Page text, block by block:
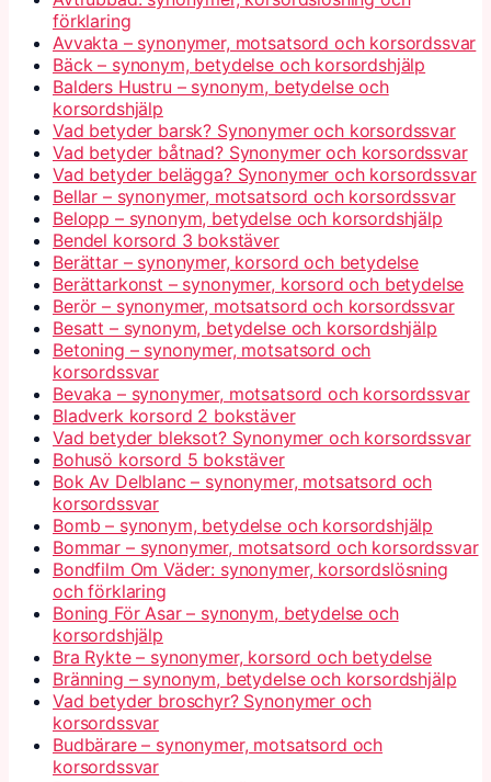
förklaring
Avvakta – synonymer, motsatsord och korsordssvar
Bäck – synonym, betydelse och korsordshjälp
Balders Hustru – synonym, betydelse och
korsordshjälp
Vad betyder barsk? Synonymer och korsordssvar
Vad betyder båtnad? Synonymer och korsordssvar
Vad betyder belägga? Synonymer och korsordssvar
Bellar – synonymer, motsatsord och korsordssvar
Belopp – synonym, betydelse och korsordshjälp
Bendel korsord 3 bokstäver
Berättar – synonymer, korsord och betydelse
Berättarkonst – synonymer, korsord och betydelse
Berör – synonymer, motsatsord och korsordssvar
Besatt – synonym, betydelse och korsordshjälp
Betoning – synonymer, motsatsord och
korsordssvar
Bevaka – synonymer, motsatsord och korsordssvar
Bladverk korsord 2 bokstäver
Vad betyder bleksot? Synonymer och korsordssvar
Bohusö korsord 5 bokstäver
Bok Av Delblanc – synonymer, motsatsord och
korsordssvar
Bomb – synonym, betydelse och korsordshjälp
Bommar – synonymer, motsatsord och korsordssvar
Bondfilm Om Väder: synonymer, korsordslösning
och förklaring
Boning För Asar – synonym, betydelse och
korsordshjälp
Bra Rykte – synonymer, korsord och betydelse
Bränning – synonym, betydelse och korsordshjälp
Vad betyder broschyr? Synonymer och
korsordssvar
Budbärare – synonymer, motsatsord och
korsordssvar